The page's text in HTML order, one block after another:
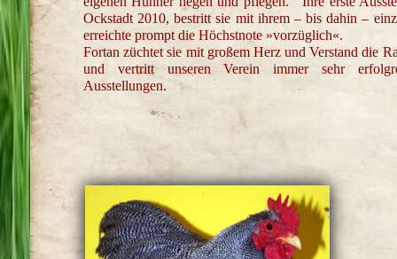
Ockstadt 2010, bestritt sie mit ihrem – bis dahin –
erreichte prompt die Höchstnote »vorzüglich«.
Fortan züchtet sie mit großem Herz und Verstand die
und vertritt unseren Verein immer sehr
Ausstellungen.